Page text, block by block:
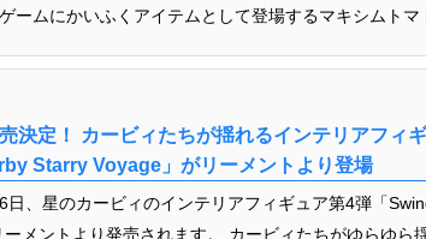
ームにかいふくアイテムとして登場するマキシムトマ
決定！ カービィたちが揺れるインテリアフィ
Starry Voyage」がリーメントより登場
日、星のカービィのインテリアフィギュア第4弾「
メントより発売されます。 カービィたちがゆらゆら